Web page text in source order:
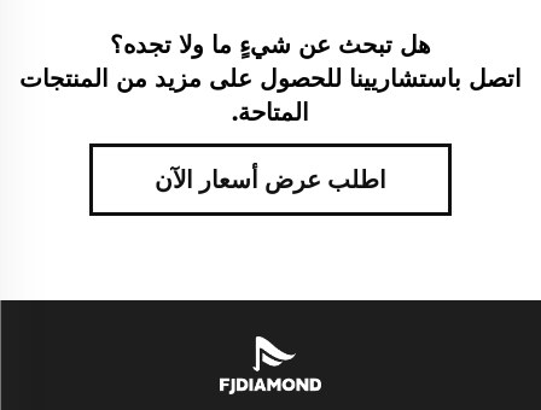
هل تبحث عن شيءٍ ما ولا تجده؟
اتصل باستشاريينا للحصول على مزيد من المنتجات
المتاحة.
اطلب عرض أسعار الآن